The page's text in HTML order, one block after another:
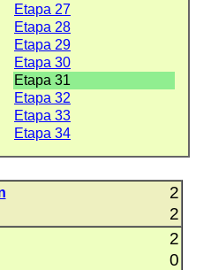
Etapa 27
Etapa 28
Etapa 29
Etapa 30
Etapa 31
Etapa 32
Etapa 33
Etapa 34
2
2
2
0